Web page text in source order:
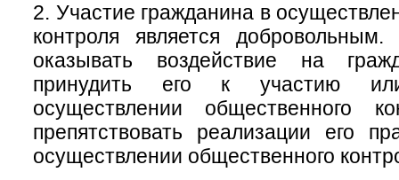
2. Участие гражданина в
контроля является
оказывать воздействие на
принудить его к участию
осуществлении общественного
препятствовать реализации его
осуществлении общественного